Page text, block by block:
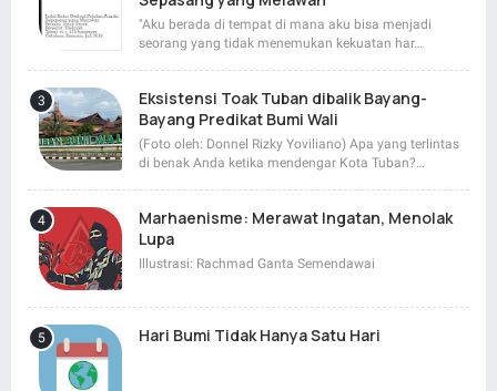
"Aku berada di tempat di mana aku bisa menjadi
seorang yang tidak menemukan kekuatan har…
Eksistensi Toak Tuban dibalik Bayang-
Bayang Predikat Bumi Wali
(Foto oleh: Donnel Rizky Yoviliano) Apa yang terlintas
di benak Anda ketika mendengar Kota Tuban?…
Marhaenisme: Merawat Ingatan, Menolak
Lupa
Illustrasi: Rachmad Ganta Semendawai
Hari Bumi Tidak Hanya Satu Hari